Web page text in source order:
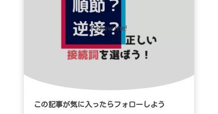
Follow me!
この記事が気に入ったらフォローしよう